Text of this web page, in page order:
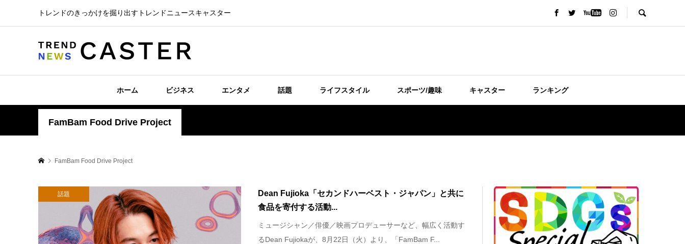
トレンドのきっかけを掘り出すトレンドニュースキャスター
ホーム ビジネス エンタメ 話題 ライフスタイル スポーツ/趣味 キャスター ランキング
FamBam Food Drive Project
FamBam Food Drive Project
話題
Dean Fujioka「セカンドハーベスト・ジャパン」と共に
食品を寄付する活動...
ミュージシャン／俳優／映画プロデューサーなど、幅広く活動す
るDean Fujiokaが、8月22日（火）より、「FamBam F...